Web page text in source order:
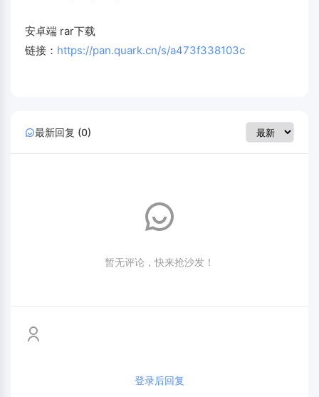
安卓端 rar下载
链接： https://pan.quark.cn/s/a473f338103c
最新回复 (0)
暂无评论，快来抢沙发！
登录后回复